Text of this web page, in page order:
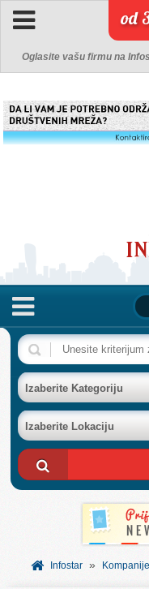
od
Oglasite vašu firmu na
NASLOVNA
BAZA FIRMI
POSLOVNI OGLASI
AKCIJE I KATALOZI
BESPLATNI VAUČERI
SVET INFORMACIJA
Izaberite Kategoriju
Izaberite Lokaciju
Infostar » Kompanije